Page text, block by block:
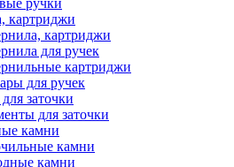
картриджи
картриджи
для ручек
картриджи
для ручек
заточки
для заточки
камни
камни
камни